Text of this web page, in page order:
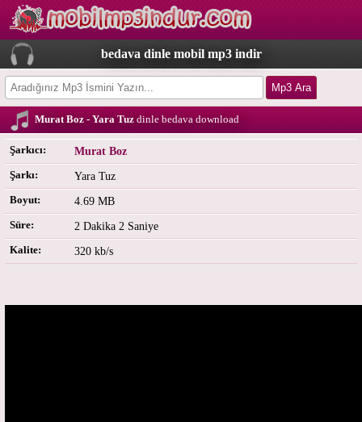
bedava dinle mobil mp3 indir
Murat Boz - Yara Tuzdinle bedava download
Şarkıcı: Murat Boz
Şarkı: Yara Tuz
Boyut: 4.69 MB
Süre: 2 Dakika 2 Saniye
Kalite: 320 kb/s